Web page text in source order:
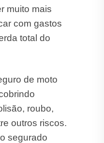
muito mais
com gastos
total do
de moto
roubo,
outros riscos.
segurado